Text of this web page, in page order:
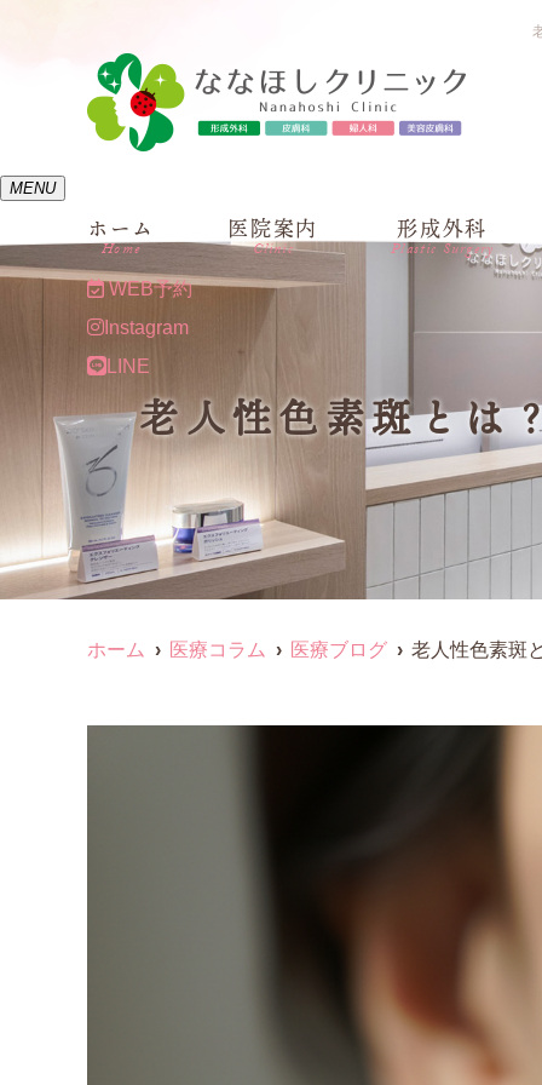
MENU
ホーム
Home
医院案内
Clinic
形成外科
Plastic Surgery
WEB予約
Instagram
LINE
老人性色素斑とは
ホーム 医療コラム 医療ブログ 老人性色素斑